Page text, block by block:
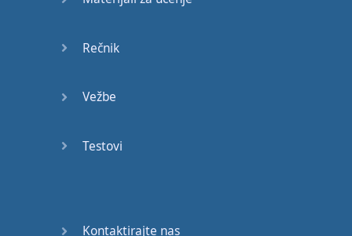
Rečnik
Vežbe
Testovi
Kontaktirajte nas